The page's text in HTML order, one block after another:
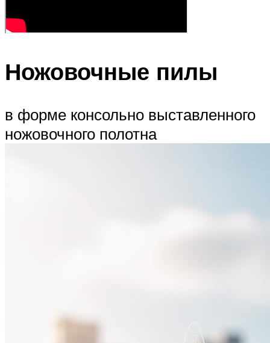
Ножовочные пилы
в форме консольно выставленного
ножовочного полотна